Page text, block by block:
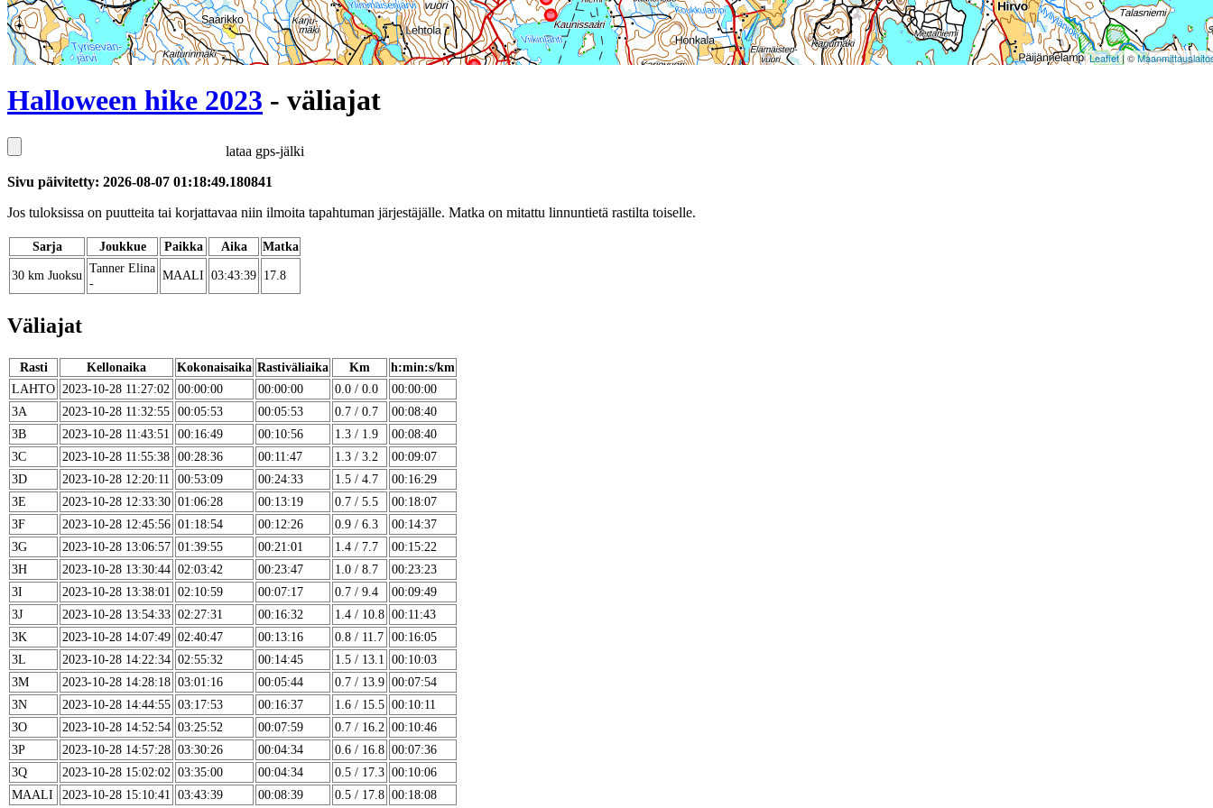
Leaflet| ©
Halloween hike 2023 - väliajat
lataa gps-jälki
Sivu päivitetty: 2026-08-07 01:18:49.180841
Jos tuloksissa on puutteita tai korjattavaa niin ilmoita tapahtuman järjestäjälle. Matka on mitattu linnuntietä rastilta toiselle.
Sarja Joukkue Paikka Aika
Matka
30 km Juoksu Tanner Elina
-
MAALI 03:43:39 17.8
Väliajat
Rasti Kellonaika Kokonaisaika Rastiväliaika Km
h:min:s/km
LAHTO 2023-10-28 11:27:02 00:00:00 00:00:00 0.0 / 0.0
00:00:00
3A
2023-10-28 11:32:55 00:05:53 00:05:53 0.7 / 0.7
00:08:40
3B
2023-10-28 11:43:51 00:16:49 00:10:56 1.3 / 1.9
00:08:40
3C
2023-10-28 11:55:38 00:28:36 00:11:47 1.3 / 3.2
00:09:07
3D
2023-10-28 12:20:11 00:53:09 00:24:33 1.5 / 4.7
00:16:29
3E
2023-10-28 12:33:30 01:06:28 00:13:19 0.7 / 5.5
00:18:07
3F
2023-10-28 12:45:56 01:18:54 00:12:26 0.9 / 6.3
00:14:37
3G
2023-10-28 13:06:57 01:39:55 00:21:01 1.4 / 7.7
00:15:22
3H
2023-10-28 13:30:44 02:03:42 00:23:47 1.0 / 8.7
00:23:23
3I
2023-10-28 13:38:01 02:10:59 00:07:17 0.7 / 9.4
00:09:49
3J
2023-10-28 13:54:33 02:27:31 00:16:32 1.4 / 10.8 00:11:43
3K
2023-10-28 14:07:49 02:40:47 00:13:16 0.8 / 11.7 00:16:05
3L
2023-10-28 14:22:34 02:55:32 00:14:45 1.5 / 13.1
00:10:03
3M
2023-10-28 14:28:18 03:01:16 00:05:44 0.7 / 13.9 00:07:54
3N
2023-10-28 14:44:55 03:17:53 00:16:37 1.6 / 15.5 00:10:11
3O
2023-10-28 14:52:54 03:25:52 00:07:59 0.7 / 16.2 00:10:46
3P
2023-10-28 14:57:28 03:30:26 00:04:34 0.6 / 16.8 00:07:36
3Q
2023-10-28 15:02:02 03:35:00 00:04:34 0.5 / 17.3 00:10:06
MAALI
2023-10-28 15:10:41 03:43:39 00:08:39 0.5 / 17.8 00:18:08